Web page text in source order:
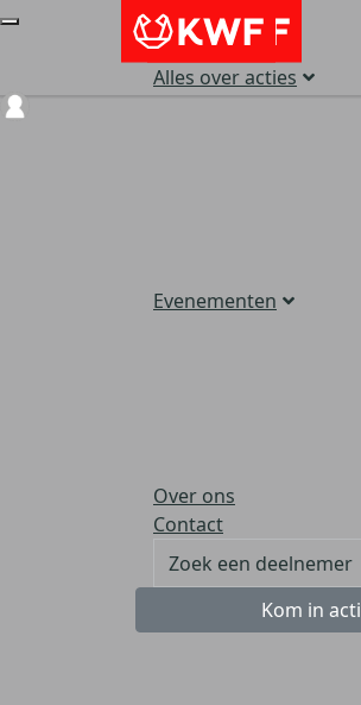
Alles over acties
Evenementen
Over ons
Contact
Kom in